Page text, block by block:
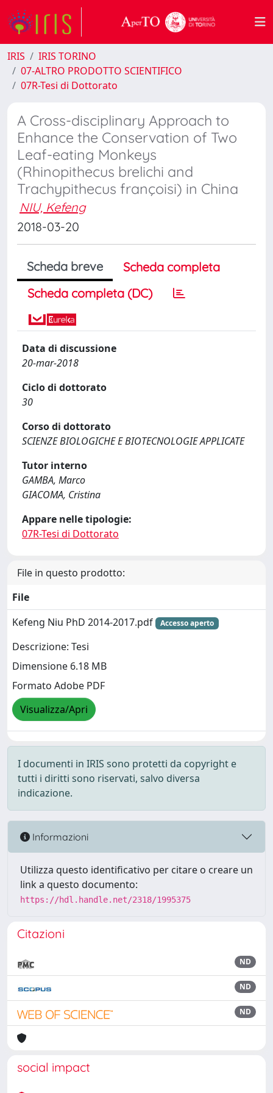
IRIS
IRIS TORINO
07-ALTRO PRODOTTO SCIENTIFICO
07R-Tesi di Dottorato
A Cross-disciplinary Approach to
Enhance the Conservation of Two
Leaf-eating Monkeys
(Rhinopithecus brelichi and
Trachypithecus françoisi) in China
NIU, Kefeng
2018-03-20
Scheda breve
Scheda completa
Scheda completa (DC)
Data di discussione
20-mar-2018
Ciclo di dottorato
30
Corso di dottorato
SCIENZE BIOLOGICHE E BIOTECNOLOGIE APPLICATE
Tutor interno
GAMBA, Marco
GIACOMA, Cristina
Appare nelle tipologie:
07R-Tesi di Dottorato
File in questo prodotto:
File
Kefeng Niu PhD 2014-2017.pdf
Accesso aperto
Descrizione: Tesi
Dimensione 6.18 MB
Formato Adobe PDF
Visualizza/Apri
I documenti in IRIS sono protetti da copyright e
tutti i diritti sono riservati, salvo diversa
indicazione.
Informazioni
Utilizza questo identificativo per citare o creare un
link a questo documento:
https://hdl.handle.net/2318/1995375
Citazioni
ND
ND
ND
social impact